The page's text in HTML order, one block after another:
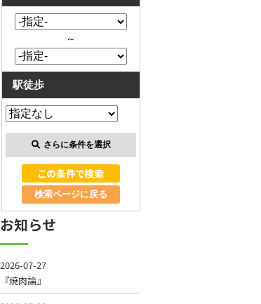
～
駅徒歩
さらに条件を選択
検索ページに戻る
お知らせ